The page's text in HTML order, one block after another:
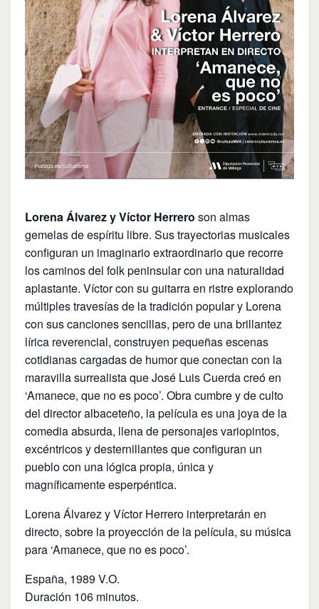
Lorena Álvarez y Víctor Herrero son almas
gemelas de espíritu libre. Sus trayectorias musicales
configuran un imaginario extraordinario que recorre
los caminos del folk peninsular con una naturalidad
aplastante. Víctor con su guitarra en ristre explorando
múltiples travesías de la tradición popular y Lorena
con sus canciones sencillas, pero de una brillantez
lírica reverencial, construyen pequeñas escenas
cotidianas cargadas de humor que conectan con la
maravilla surrealista que José Luis Cuerda creó en
‘Amanece, que no es poco’. Obra cumbre y de culto
del director albaceteño, la película es una joya de la
comedia absurda, llena de personajes variopintos,
excéntricos y desternillantes que configuran un
pueblo con una lógica propia, única y
magníficamente esperpéntica.
Lorena Álvarez y Víctor Herrero interpretarán en
directo, sobre la proyección de la película, su música
para ‘Amanece, que no es poco’.
España, 1989 V.O.
Duración 106 minutos.